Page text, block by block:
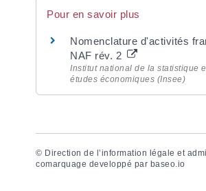
Pour en savoir plus
Nomenclature d'activités
NAF rév. 2
Institut national de la statistique
études économiques (Insee)
© Direction de l’information légale et
comarquage developpé par baseo.io